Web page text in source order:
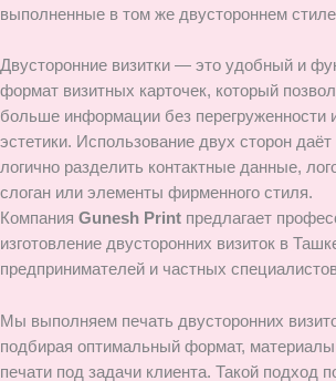
выполненные в том же двустороннем
Двусторонние визитки — это удобный и
формат визитных карточек, который
больше информации без перегруженности
эстетики. Использование двух сторон
логично разделить контактные данные,
слоган или элементы фирменного стиля.
Компания Gunesh Print предлагает
изготовление двусторонних визиток в
предпринимателей и частных
Мы выполняем печать двусторонних
подбирая оптимальный формат,
печати под задачи клиента. Такой подход